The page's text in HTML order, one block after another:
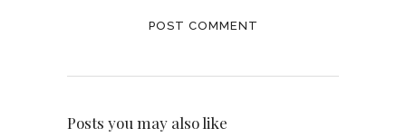
Posts you may also like